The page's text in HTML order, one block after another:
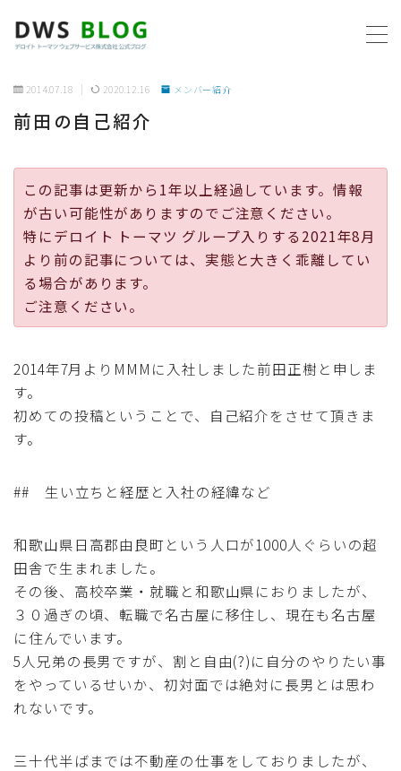
ホーム
AWS
プログラミング
ビジネス
社内制度
採用
2014.07.18 2020.12.16 メンバー紹介
前田の自己紹介
この記事は更新から1年以上経過しています。情報
が古い可能性がありますのでご注意ください。
特にデロイト トーマツ グループ入りする2021年8月
より前の記事については、実態と大きく乖離してい
る場合があります。
ご注意ください。
2014年7月よりMMMに入社しました前田正樹と申しま
す。
初めての投稿ということで、自己紹介をさせて頂きま
す。
## 生い立ちと経歴と入社の経緯など
和歌山県日高郡由良町という人口が1000人ぐらいの超
田舎で生まれました。
その後、高校卒業・就職と和歌山県におりましたが、
３０過ぎの頃、転職で名古屋に移住し、現在も名古屋
に住んでいます。
5人兄弟の長男ですが、割と自由(?)に自分のやりたい事
をやっているせいか、初対面では絶対に長男とは思わ
れないです。
三十代半ばまでは不動産の仕事をしておりましたが、